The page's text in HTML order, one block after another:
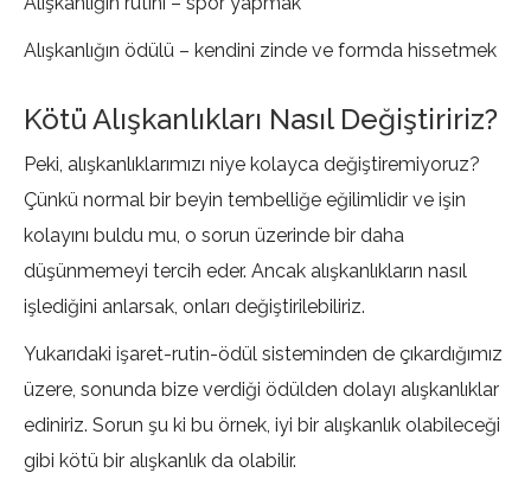
Alışkanlığın ödülü – kendini zinde ve formda hissetmek
Kötü Alışkanlıkları Nasıl Değiştiririz?
Peki, alışkanlıklarımızı niye kolayca değiştiremiyoruz?
Çünkü normal bir beyin tembelliğe eğilimlidir ve işin
kolayını buldu mu, o sorun üzerinde bir daha
düşünmemeyi tercih eder. Ancak alışkanlıkların nasıl
işlediğini anlarsak, onları değiştirilebiliriz.
Yukarıdaki işaret-rutin-ödül sisteminden de çıkardığımız
üzere, sonunda bize verdiği ödülden dolayı alışkanlıklar
ediniriz. Sorun şu ki bu örnek, iyi bir alışkanlık olabileceği
gibi kötü bir alışkanlık da olabilir.